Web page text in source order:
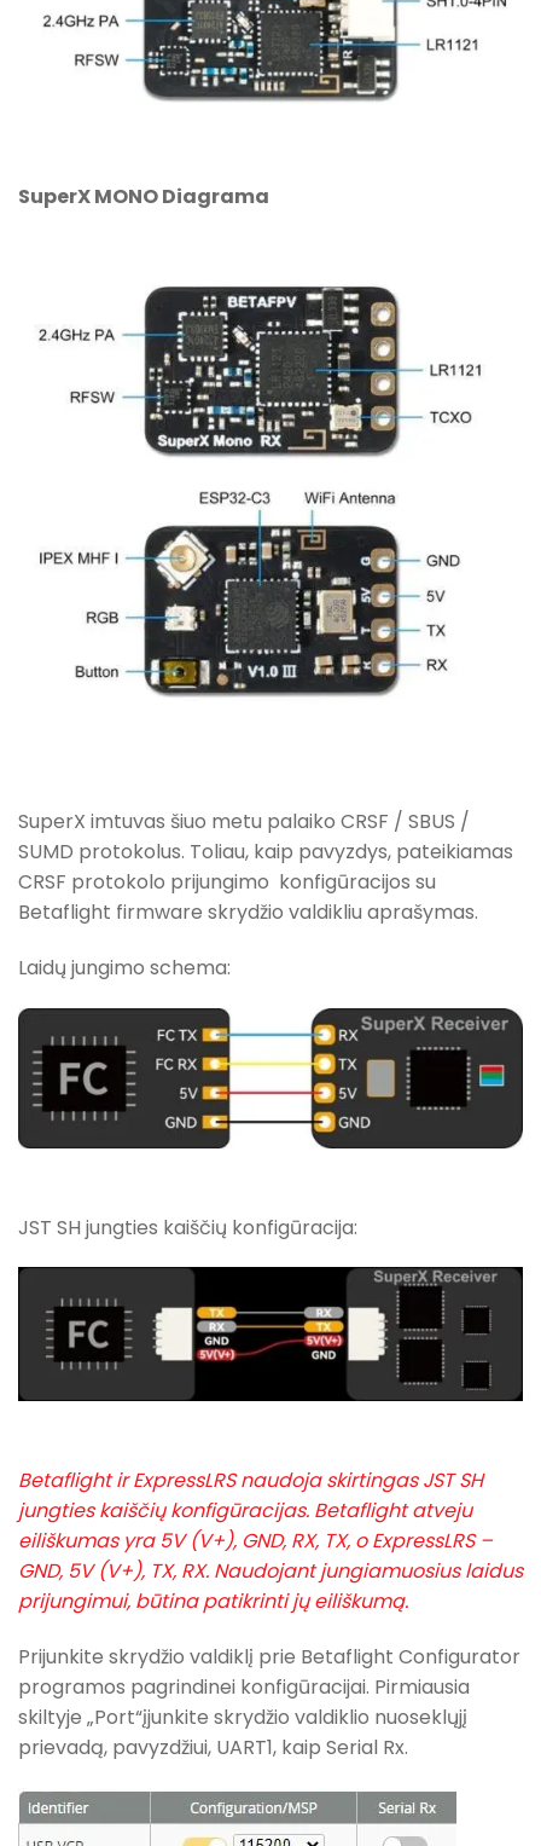
SuperX MONO Diagrama
SuperX imtuvas šiuo metu palaiko CRSF / SBUS /
SUMD protokolus. Toliau, kaip pavyzdys, pateikiamas
CRSF protokolo prijungimo konfigūracijos su
Betaflight firmware skrydžio valdikliu aprašymas.
Laidų jungimo schema:
JST SH jungties kaiščių konfigūracija:
Betaflight ir ExpressLRS naudoja skirtingas JST SH
jungties kaiščių konfigūracijas. Betaflight atveju
eiliškumas yra 5V (V+), GND, RX, TX, o ExpressLRS –
GND, 5V (V+), TX, RX. Naudojant jungiamuosius laidus
prijungimui, būtina patikrinti jų eiliškumą.
Prijunkite skrydžio valdiklį prie Betaflight Configurator
programos pagrindinei konfigūracijai. Pirmiausia
skiltyje „Port“įjunkite skrydžio valdiklio nuoseklųjį
prievadą, pavyzdžiui, UART1, kaip Serial Rx.